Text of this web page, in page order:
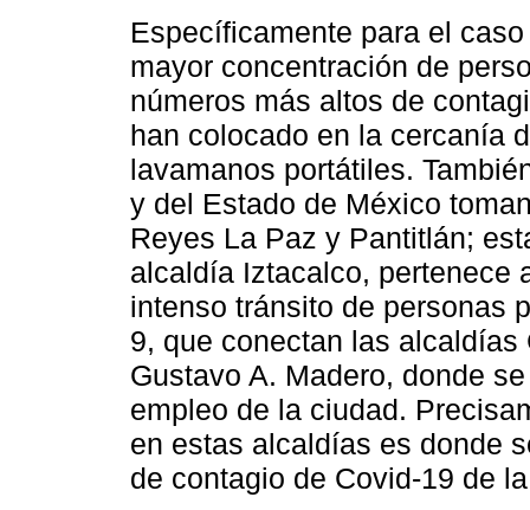
Específicamente para el
mayor concentración de
números más altos de
han colocado en la cercanía
lavamanos portátiles.
y del Estado de México
Reyes La Paz y Pantitlán;
alcaldía Iztacalco, pertenece
intenso tránsito de personas
9, que conectan las
Gustavo A. Madero, donde
empleo de la ciudad.
en estas alcaldías es donde
de contagio de Covid-19 de